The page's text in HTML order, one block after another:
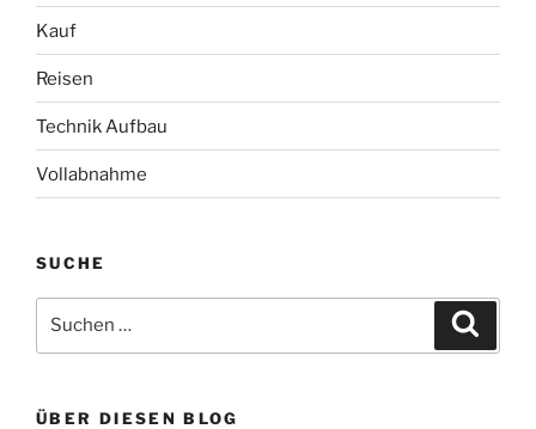
Kauf
Reisen
Technik Aufbau
Vollabnahme
SUCHE
Suche
ÜBER DIESEN BLOG